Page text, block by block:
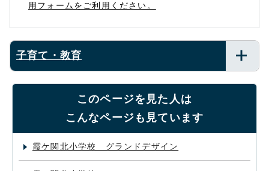
用フォームをご利用ください。
子育て・教育
このページを見た人は
こんなページも見ています
霞ケ関北小学校 グランドデザイン